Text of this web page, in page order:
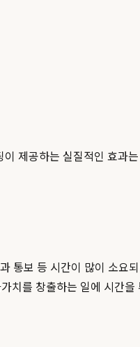
제공하는 실질적인 효과
통보 등 시간이 많이 소요
를 창출하는 일에 시간을